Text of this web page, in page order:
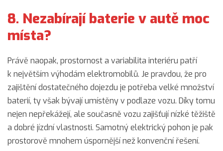
8. Nezabírají baterie v autě moc
místa?
Právě naopak, prostornost a variabilita interiéru patří
k největším výhodám elektromobilů. Je pravdou, že pro
zajištění dostatečného dojezdu je potřeba velké množství
baterií, ty však bývají umístěny v podlaze vozu. Díky tomu
nejen nepřekážejí, ale současně vozu zajišťují nízké těžiště
a dobré jízdní vlastnosti. Samotný elektrický pohon je pak
prostorově mnohem úspornější než konvenční řešení.